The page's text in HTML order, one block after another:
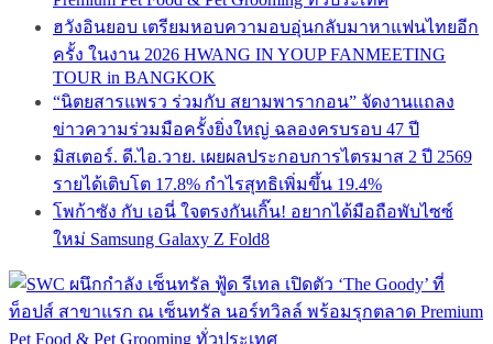
ฮวังอินยอบ เตรียมหอบความอบอุ่นกลับมาหาแฟนไทยอีก
ครั้ง ในงาน 2026 HWANG IN YOUP FANMEETING
TOUR in BANGKOK
“นิตยสารแพรว ร่วมกับ สยามพารากอน” จัดงานแถลง
ข่าวความร่วมมือครั้งยิ่งใหญ่ ฉลองครบรอบ 47 ปี
มิสเตอร์. ดี.ไอ.วาย. เผยผลประกอบการไตรมาส 2 ปี 2569
รายได้เติบโต 17.8% กำไรสุทธิเพิ่มขึ้น 19.4%
โพก้าซัง กับ เอนี่ ใจตรงกันเกิ๊น! อยากได้มือถือพับไซซ์
ใหม่ Samsung Galaxy Z Fold8